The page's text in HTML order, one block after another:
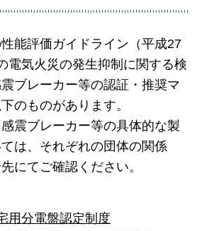
能評価ガイドライン（平成27
電気火災の発生抑制に関する検
ブレーカー等の認証・推奨マ
のものがあります。
震ブレーカー等の具体的な製
は、それぞれの団体の関係
にてご確認ください。
用分電盤認定制度